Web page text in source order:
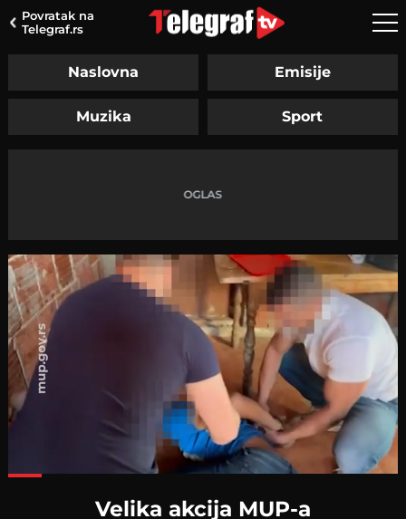
Povratak na
Telegraf.rs
Naslovna Emisije
Muzika Sport
Velika akcija MUP-a